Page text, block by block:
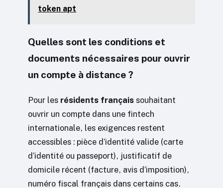
token apt
Quelles sont les conditions et
documents nécessaires pour ouvrir
un compte à distance ?
Pour les résidents français souhaitant
ouvrir un compte dans une fintech
internationale, les exigences restent
accessibles : pièce d’identité valide (carte
d’identité ou passeport), justificatif de
domicile récent (facture, avis d’imposition),
numéro fiscal français dans certains cas.